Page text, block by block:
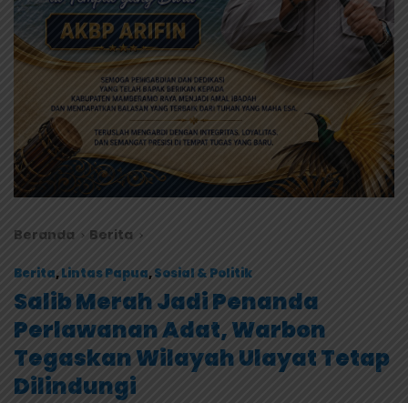
Beranda Berita
Berita,Lintas Papua,Sosial & Politik
Salib Merah Jadi Penanda
Perlawanan Adat, Warbon
Tegaskan Wilayah Ulayat Tetap
Dilindungi